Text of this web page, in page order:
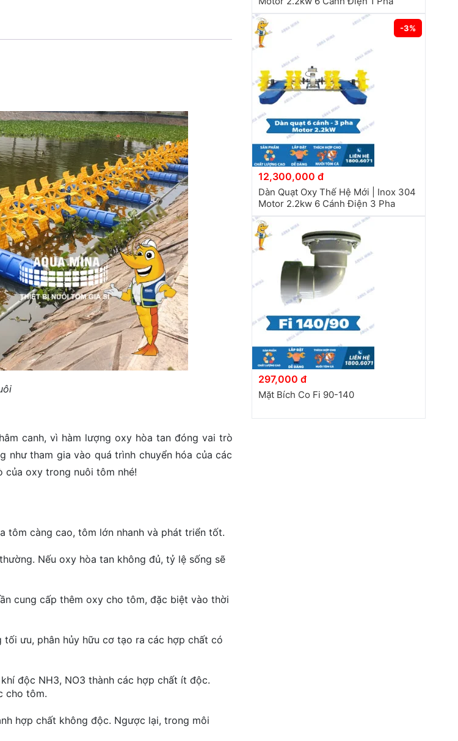
canh, vì hàm lượng oxy hòa tan đóng vai trò
tham gia vào quá trình chuyển hóa của các
của oxy trong nuôi tôm nhé!
tôm càng cao, tôm lớn nhanh và phát triển tốt.
Nếu oxy hòa tan không đủ, tỷ lệ sống sẽ
cung cấp thêm oxy cho tôm, đặc biệt vào thời
ưu, phân hủy hữu cơ tạo ra các hợp chất có
độc NH3, NO3 thành các hợp chất ít độc.
cho tôm.
hợp chất không độc. Ngược lại, trong môi
-3%
12,300,000 đ
Dàn Quạt Oxy Thế Hệ Mới | Inox 304
Motor 2.2kw 6 Cánh Điện 3 Pha
297,000 đ
Mặt Bích Co Fi 90-140